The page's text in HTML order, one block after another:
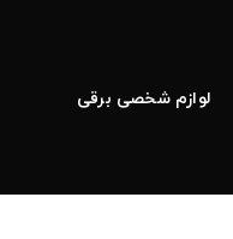
لوازم شخصی برقی